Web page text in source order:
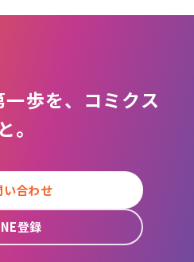
歩を、コミクス
と。
い合わせ
登録